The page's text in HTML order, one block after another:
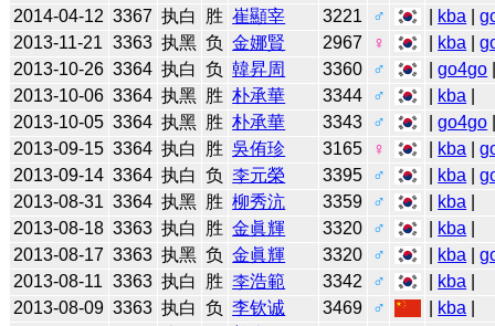
2014-04-12 3367 执白 胜 崔顯宰 3221 ♂ kba |
2013-11-21 3363 执黑 负 金娜賢 2967 ♀ kba |
2013-10-26 3364 执白 负 韓昇周 3360 ♂ |go4go
2013-10-06 3364 执黑 胜 朴承華 3344 ♂ kba
2013-10-05 3364 执黑 胜 朴承華 3343 ♂ |go4go
2013-09-15 3364 执白 胜 吳侑珍 3165 ♀ kba |
2013-09-14 3364 执白 负 李元榮 3395 ♂ kba |
2013-08-31 3364 执黑 胜 柳秀沆 3359 ♂ kba
2013-08-18 3363 执白 胜 金眞輝 3320 ♂ kba
2013-08-17 3363 执黑 负 金眞輝 3320 ♂ kba |
2013-08-11 3363 执白 胜 李浩範 3342 ♂ kba
2013-08-09 3363 执白 负 李钦诚 3469 ♂ kba